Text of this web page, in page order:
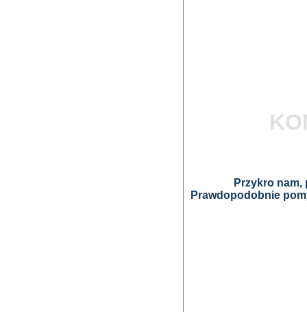
Przykro
Prawdopodobnie